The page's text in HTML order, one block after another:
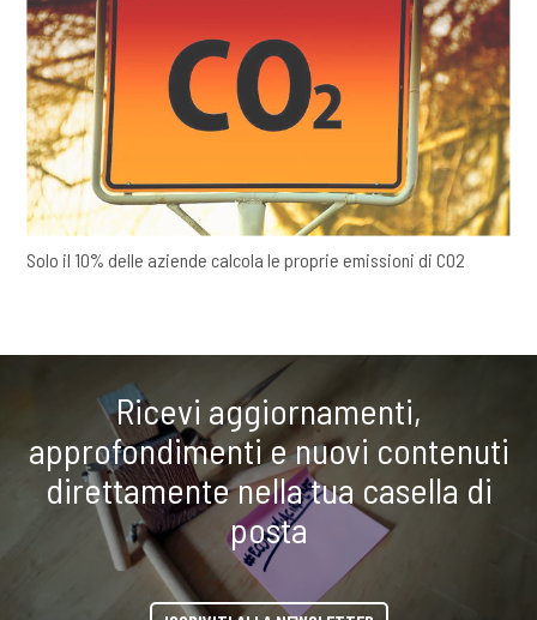
Solo il 10% delle aziende calcola le proprie emissioni di CO2
Ricevi aggiornamenti,
approfondimenti e nuovi contenuti
direttamente nella tua casella di
posta